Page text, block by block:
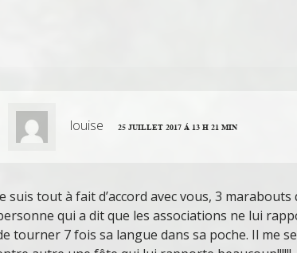
louise 25 JUILLET 2017 Á 13 H 21 MIN
suis tout à fait d’accord avec vous, 3
qui a dit que les associations ne lui
tourner 7 fois sa langue dans sa poche. Il me